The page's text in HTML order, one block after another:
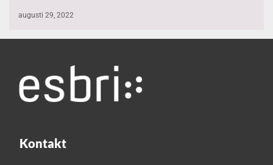
augusti 29, 2022
Kontakt